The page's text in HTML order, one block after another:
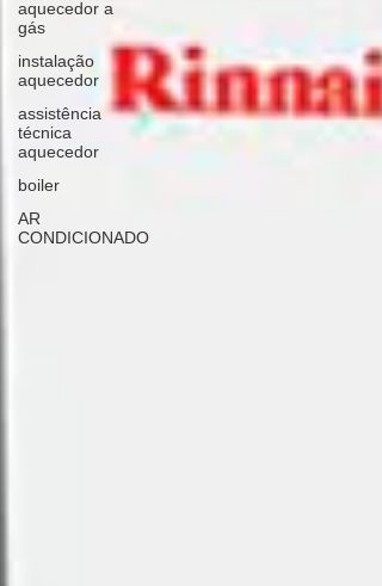
aquecedor a
gás
instalação
aquecedor
assistência
técnica
aquecedor
boiler
AR
CONDICIONADO